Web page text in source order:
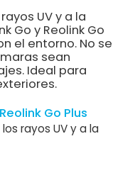
UV y a la
Go y Reolink Go
el entorno. No se
sean
Ideal para
Reolink Go Plus
rayos UV y a la